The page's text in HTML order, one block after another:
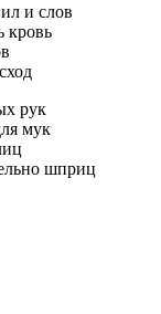
и слов
кровь
рук
мук
шприц